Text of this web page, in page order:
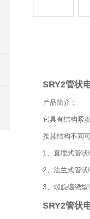
SRY2管状
产品简介：
它具有结构紧
按其结构不同
1、直埋式管
2、法兰式管
3、螺旋缠绕
SRY2管状